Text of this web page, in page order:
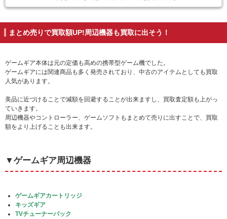
まとめ売りで買取額UP!周辺機器も買取に出そう！
ゲームギア本体は元の定価も高めの携帯型ゲーム機でした。
ゲームギアには関連商品も多く発売されており、中古のアイテムとしても買取
人気があります。
美品に近づけることで減額を回避することが出来ますし、買取査定額も上がっ
ていきます。
周辺機器やコントローラー、ゲームソフトもまとめて売りに出すことで、買取
額をより上げることも出来ます。
▼ゲームギア周辺機器
ゲームギアカートリッジ
キッズギア
TVチューナーパック